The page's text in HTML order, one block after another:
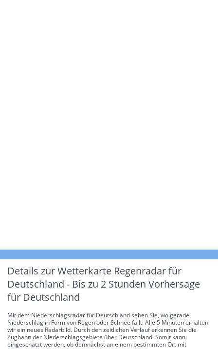
Details zur Wetterkarte Regenradar für
Deutschland - Bis zu 2 Stunden Vorhersage
für Deutschland
Mit dem Niederschlagsradar für Deutschland sehen Sie, wo gerade
Niederschlag in Form von Regen oder Schnee fällt. Alle 5 Minuten erhalten
wir ein neues Radarbild. Durch den zeitlichen Verlauf erkennen Sie die
Zugbahn der Niederschlagsgebiete über Deutschland. Somit kann
eingeschätzt werden, ob demnächst an einem bestimmten Ort mit